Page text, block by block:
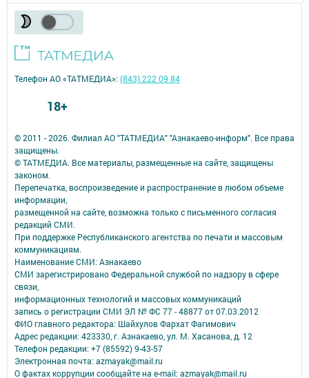
© 2011 - 2026. Филиал АО "ТАТМЕДИА" "Азнакаево-информ". Все права
защищены.
© ТАТМЕДИА. Все материалы, размещенные на сайте, защищены
законом.
Перепечатка, воспроизведение и распространение в любом объеме
информации,
размещенной на сайте, возможна только с письменного согласия
редакций СМИ.
При поддержке Республиканского агентства по печати и массовым
коммуникациям.
Наименование СМИ: Азнакаево
СМИ зарегистрировано Федеральной службой по надзору в сфере
связи,
информационных технологий и массовых коммуникаций
запись о регистрации СМИ ЭЛ № ФС 77 - 48877 от 07.03.2012
ФИО главного редактора: Шайхулов Фархат Фагимович
Адрес редакции: 423330, г. Азнакаево, ул. М. Хасанова, д. 12
Телефон редакции: +7 (85592) 9-43-57
Электронная почта: azmayak@mail.ru
О фактах коррупции сообщайте на e-mail: azmayak@mail.ru
Телефон АО «ТАТМЕДИА»:(843) 222 09 84
18+